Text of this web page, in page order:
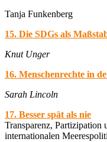
Tanja Funkenberg
15. Die SDGs als
Knut Unger
16. Menschenrechte in
Sarah Lincoln
17. Besser spät als nie
Transparenz, Partizipation
internationalen